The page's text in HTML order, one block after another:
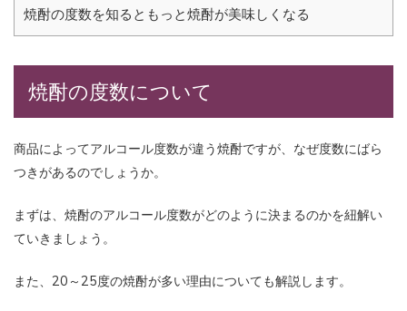
焼酎の度数を知るともっと焼酎が美味しくなる
焼酎の度数について
商品によってアルコール度数が違う焼酎ですが、なぜ度数にばら
つきがあるのでしょうか。
まずは、焼酎のアルコール度数がどのように決まるのかを紐解い
ていきましょう。
また、20～25度の焼酎が多い理由についても解説します。